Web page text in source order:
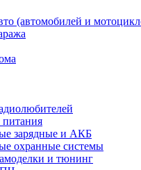
(автомобилей и
зарядные и АКБ
охранные системы
и тюнинг